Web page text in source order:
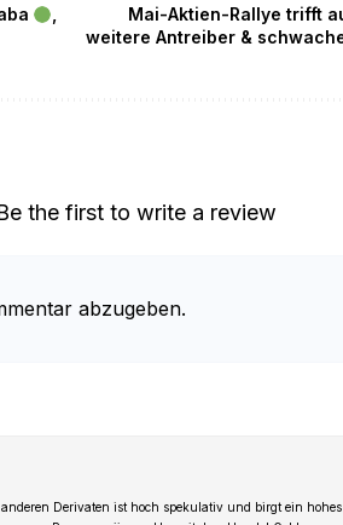
Mai-Aktien-Rallye trifft
weitere Antreiber &
the first to write a review
abzugeben.
Derivaten ist hoch spekulativ und birgt ein hohes